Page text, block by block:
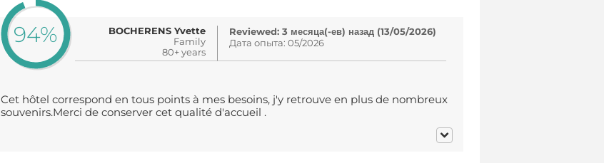
94%
BOCHERENS Yvette
Family
80+ years
Reviewed: 3 месяца(-ев) назад (13/05/2026)
Дата опыта: 05/2026
Cet hôtel correspond en tous points à mes besoins, j'y retrouve en plus de nombreux
souvenirs.Merci de conserver cet qualité d'accueil .